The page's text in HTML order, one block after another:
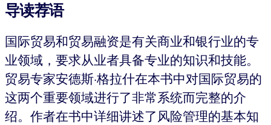
导读荐语
国际贸易和贸易融资是有关商业和银行业的专
业领域，要求从业者具备专业的知识和技能。
贸易专家安德斯·格拉什在本书中对国际贸易的
这两个重要领域进行了非常系统而完整的介
绍。作者在书中详细讲述了风险管理的基本知